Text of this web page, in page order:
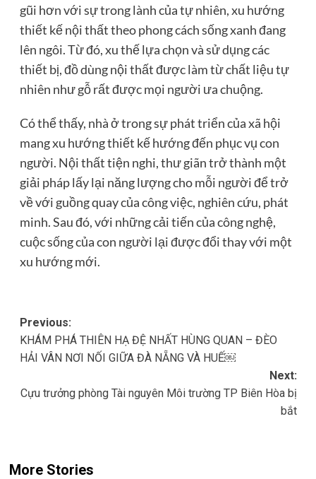
gũi hơn với sự trong lành của tự nhiên, xu hướng
thiết kế nội thất theo phong cách sống xanh đang
lên ngôi. Từ đó, xu thế lựa chọn và sử dụng các
thiết bị, đồ dùng nội thất được làm từ chất liệu tự
nhiên như gỗ rất được mọi người ưa chuộng.
Có thể thấy, nhà ở trong sự phát triển của xã hội
mang xu hướng thiết kế hướng đến phục vụ con
người. Nội thất tiện nghi, thư giãn trở thành một
giải pháp lấy lại năng lượng cho mỗi người để trở
về với guồng quay của công việc, nghiên cứu, phát
minh. Sau đó, với những cải tiến của công nghệ,
cuộc sống của con người lại được đổi thay với một
xu hướng mới.
Post
navigation
Previous:
KHÁM PHÁ THIÊN HẠ ĐỆ NHẤT HÙNG QUAN – ĐÈO
HẢI VÂN NƠI NỐI GIỮA ĐÀ NẴNG VÀ HUẾ￼
Next:
Cựu trưởng phòng Tài nguyên Môi trường TP Biên Hòa bị
bắt
More Stories